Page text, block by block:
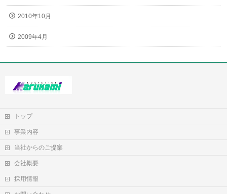
2010年10月
2009年4月
トップ
事業内容
当社からのご提案
会社概要
採用情報